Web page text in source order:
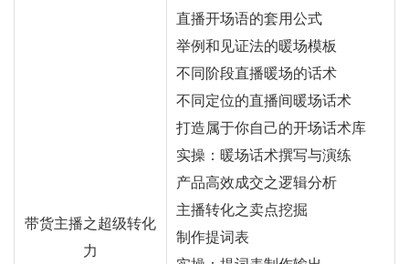
带货主播之超级转化
力
直播开场语的套用公式
举例和见证法的暖场模板
不同阶段直播暖场的话术
不同定位的直播间暖场话术
打造属于你自己的开场话术库
实操：暖场话术撰写与演练
产品高效成交之逻辑分析
主播转化之卖点挖掘
制作提词表